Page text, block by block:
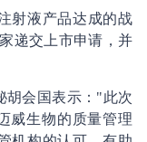
液产品达成的战
递交上市申请，并
会国表示："此次
威生物的质量管理